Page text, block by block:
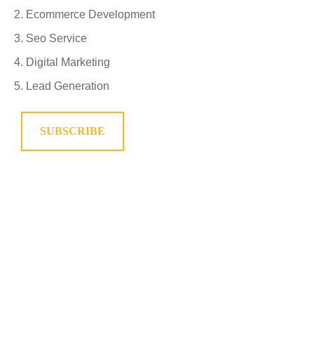
Ecommerce Development
Seo Service
Digital Marketing
Lead Generation
SUBSCRIBE